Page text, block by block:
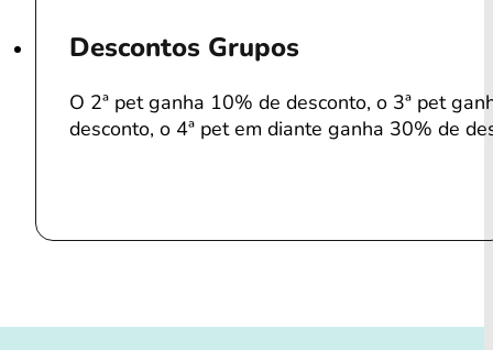
Descontos Grupos
O 2ª pet ganha 10% de desconto, o 3ª pet
desconto, o 4ª pet em diante ganha 30% de